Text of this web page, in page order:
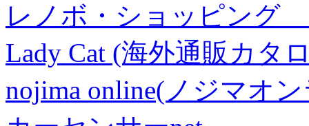
レノボ・ショッピング
Lady Cat (海外通販カタ
nojima online(ノジマオ